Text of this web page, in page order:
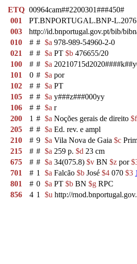
ETQ 00964cam##2200301###450#
001
PT.BNPORTUGAL.BNP-
003
http://id.bnportugal.gov.pt/bib/
010
# # $a 978-989-54960-2-0
021
# # $a PT $b 476655/20
100
# # $a
101
0 # $a por
102
# # $a PT
105
# # $a y###z###000yy
106
# # $a r
200
1 # $a Noções gerais de direito $f
205
# # $a Ed. rev. e ampl
210
# 9 $a Vila Nova de Gaia $c
215
# # $a 259 p. $d 23 cm
675
# # $a 34(075.8) $v BN $z por
701
# 1 $a Falcão $b José $4 070 $3
801
# 0 $a PT $b BN $g RPC
856
4 1 $u http://